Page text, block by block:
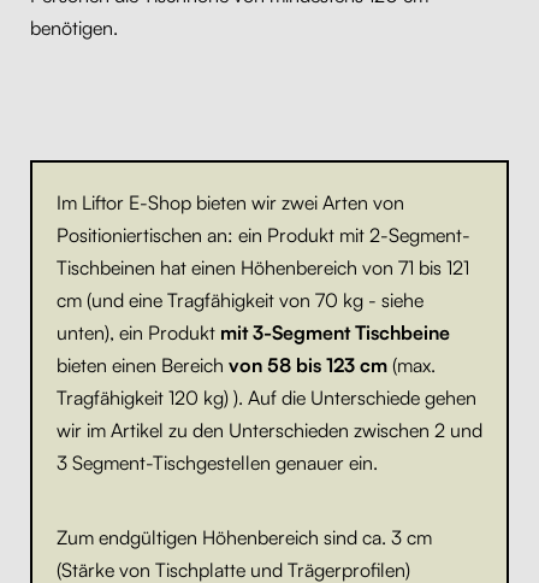
benötigen.
Im Liftor E-Shop bieten wir zwei Arten von
Positioniertischen an: ein Produkt mit 2-Segment-
Tischbeinen hat einen Höhenbereich von 71 bis 121
cm (und eine Tragfähigkeit von 70 kg - siehe
unten), ein Produkt mit 3-Segment Tischbeine
bieten einen Bereich von 58 bis 123 cm (max.
Tragfähigkeit 120 kg) ). Auf die Unterschiede gehen
wir im Artikel zu den Unterschieden zwischen 2 und
3 Segment-Tischgestellen genauer ein.
Zum endgültigen Höhenbereich sind ca. 3 cm
(Stärke von Tischplatte und Trägerprofilen)